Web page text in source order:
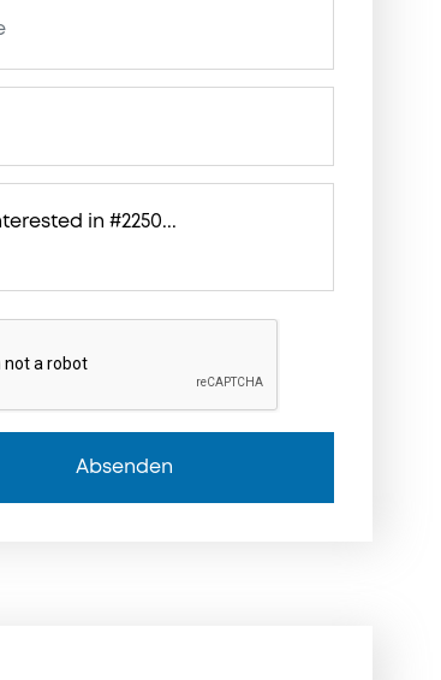
Absenden